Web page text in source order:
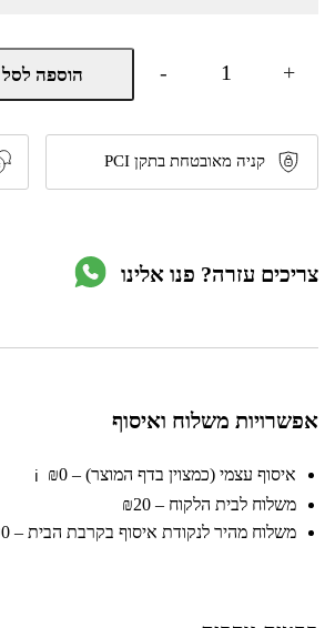
-
כמות
ערכת
לשטח
4
דגם
CAMP&GO
+ הוספה לסל
קניה מאובטחת בתקן PCI
צריכים עזרה? פנו אלינו
אפשרויות משלוח ואיסוף
איסוף עצמי (כמצוין בדף המוצר) – ₪0 ℹ️
משלוח לבית הלקוח – ₪20
משלוח מהיר לנקודת איסוף בקרבת הבית – ₪0